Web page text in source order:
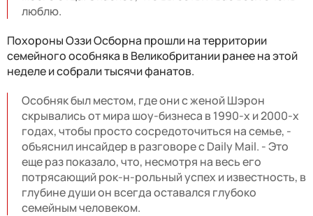
люблю.
Похороны Оззи Осборна прошли на территории
семейного особняка в Великобритании ранее на этой
неделе и собрали тысячи фанатов.
Особняк был местом, где они с женой Шэрон
скрывались от мира шоу-бизнеса в 1990-х и 2000-х
годах, чтобы просто сосредоточиться на семье, -
объяснил инсайдер в разговоре с Daily Mail. - Это
еще раз показало, что, несмотря на весь его
потрясающий рок-н-рольный успех и известность, в
глубине души он всегда оставался глубоко
семейным человеком.